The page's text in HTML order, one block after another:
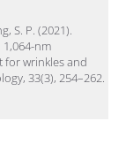
S. P. (2021).
nm
for wrinkles and
33(3), 254–262.